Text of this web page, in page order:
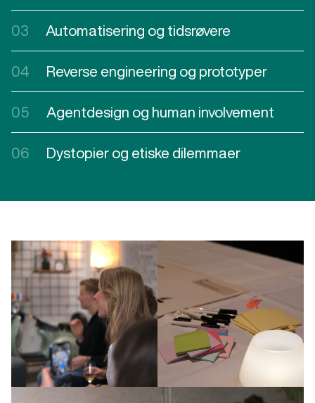
03 Automatisering og tidsrøvere
04 Reverse engineering og prototyper
05 Agentdesign og human involvement
06 Dystopier og etiske dilemmaer